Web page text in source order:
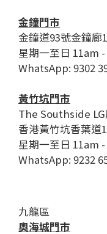
金鐘門市
金鐘道93號金鐘
星期一至日 11am
WhatsApp: 9302
黃竹坑門市
The Southside LG
香港黃竹坑香葉道
星期一至日 11am
WhatsApp: 9232
九龍區
奧海城門市